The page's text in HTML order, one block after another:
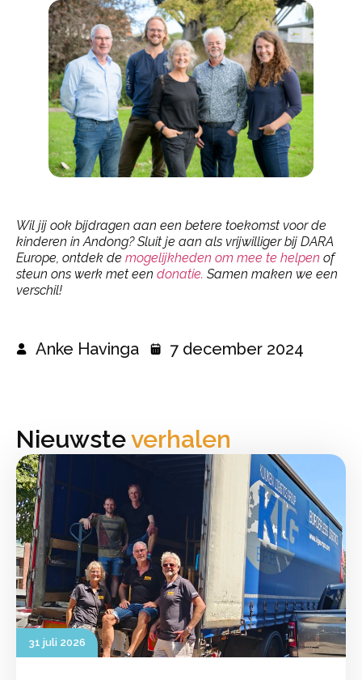
Wil jij ook bijdragen aan een betere toekomst voor de
kinderen in Andong? Sluit je aan als vrijwilliger bij DARA
Europe, ontdek de mogelijkheden om mee te helpen of
steun ons werk met een donatie. Samen maken we een
verschil!
Anke Havinga 7 december 2024
Nieuwsteverhalen
31 juli 2026